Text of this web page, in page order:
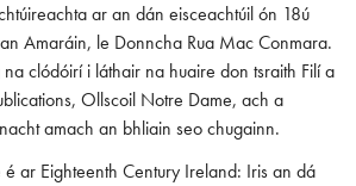
ar an dán eisceachtúil ón 18ú
Amaráin, le Donncha Rua Mac Conmara.
clódóirí i láthair na huaire don tsraith Filí a
Ollscoil Notre Dame, ach a
amach an bhliain seo chugainn.
ar Eighteenth Century Ireland: Iris an dá